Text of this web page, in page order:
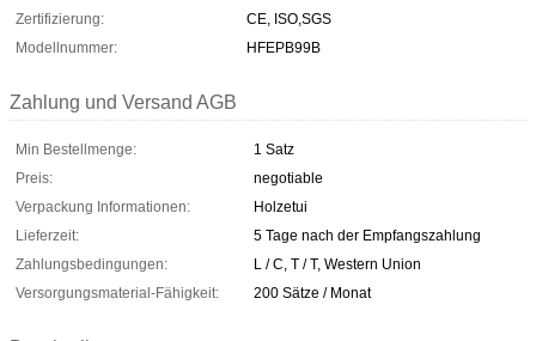
Zertifizierung:
CE, ISO,SGS
Modellnummer:
HFEPB99B
Zahlung und Versand AGB
Min Bestellmenge:
1 Satz
Preis:
negotiable
Verpackung Informationen:
Holzetui
Lieferzeit:
5 Tage nach der Empfangszahlung
Zahlungsbedingungen:
L / C, T / T, Western Union
Versorgungsmaterial-Fähigkeit:
200 Sätze / Monat